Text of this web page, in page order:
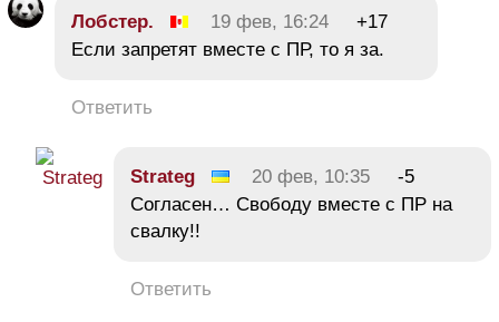
Лобстер. 19 фев, 16:24
+17
Если запретят вместе с ПР, то я за.
Ответить
Strateg 20 фев, 10:35
-5
Согласен… Свободу вместе с ПР на
свалку!!
Ответить